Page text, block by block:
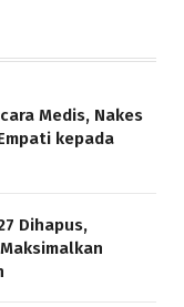
Medis, Nakes
kepada
Dihapus,